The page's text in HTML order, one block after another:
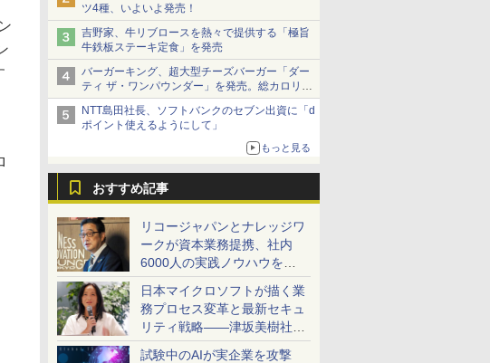
ツ4種、いよいよ発売！
吉野家、牛リブロースを熱々で提供する「極旨
牛鉄板ステーキ定食」を発売
バーガーキング、超大型チーズバーガー「ダー
ティ ザ・ワンパウンダー」を発売。総カロリー
約1656kcal、総重量約527g！
NTT島田社長、ソフトバンクのセブン出資に「d
ポイント使えるようにして」
もっと見る
おすすめ記事
リコージャパンとナレッジワ
ークが資本業務提携、社内
6000人の実践ノウハウを生
かした「AI商談記録 for
RICOH」を展開へ
日本マイクロソフトが描く業
務プロセス変革と最新セキュ
リティ戦略――津坂美樹社長
が2027年度戦略を説明
試験中のAIが実企業を攻撃